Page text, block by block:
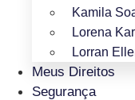
Kamila
Lorena
Lorran
Meus Direitos
Segurança